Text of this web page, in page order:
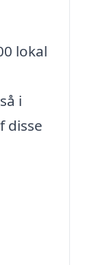
lokal
i
disse